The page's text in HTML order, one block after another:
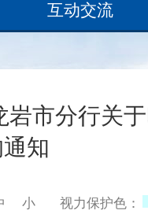
互动交流
市分行关
知
小 视力保护色：